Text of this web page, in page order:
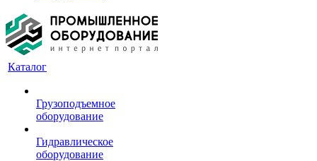
Каталог
Грузоподъемное
оборудование
Гидравлическое
оборудование